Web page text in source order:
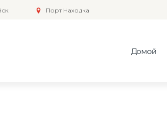
Порт Находка
Домой